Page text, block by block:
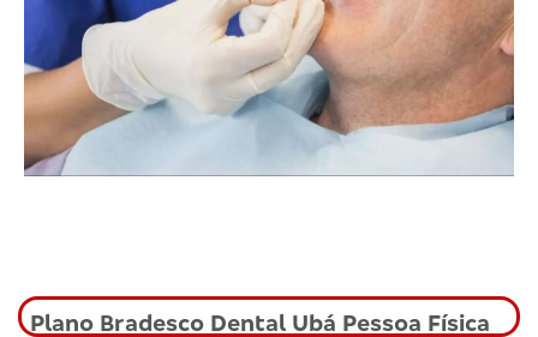
Plano Bradesco Dental Ubá Pessoa Física